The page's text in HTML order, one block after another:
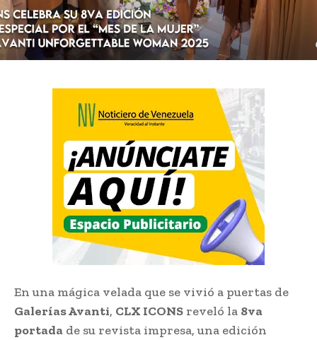
En una mágica velada que se vivió a puertas de
Galerías Avanti, CLX ICONS reveló la 8va
portada de su revista impresa, una edición